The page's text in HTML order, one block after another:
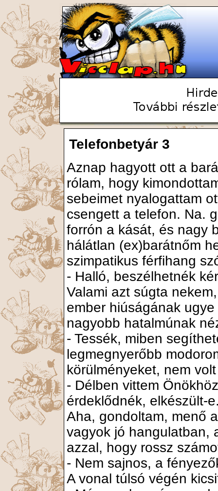
Telefonbetyár 3
Aznap hagyott ott a
rólam, hogy
sebeimet nyalogattam
csengett a telefon. Na.
forrón a kását, és nagy
hálátlan (ex)barátnőm
szimpatikus férfihang
- Halló, beszélhetnék
Valami azt súgta
ember hiúságának
nagyobb hatalmúnak
- Tessék, miben
legmegnyerőbb
körülményeket, nem
- Délben vittem
érdeklődnék, elkészült-
Aha, gondoltam, menő
vagyok jó hangulatban,
azzal, hogy rossz
- Nem sajnos, a
A vonal túlsó végén